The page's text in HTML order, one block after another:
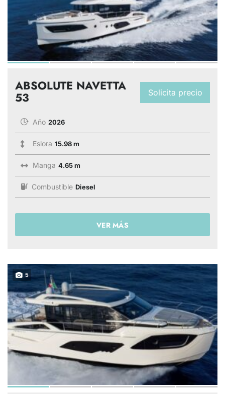
Solicita precio
ABSOLUTE NAVETTA
53
Año 2026
Eslora 15.98 m
Manga 4.65 m
Combustible Diesel
VER MÁS
5